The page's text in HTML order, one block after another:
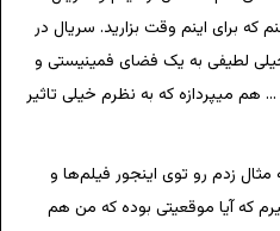
که برای اینم وقت بزارید. سریال در
خیلی لطیفی به یک فضای فمینیستی و
میپردازه که به نظرم خیلی تاثیر
مثال زدم رو توی اینجور فیلم‌ها و
که آیا موقعیتی بوده که من هم